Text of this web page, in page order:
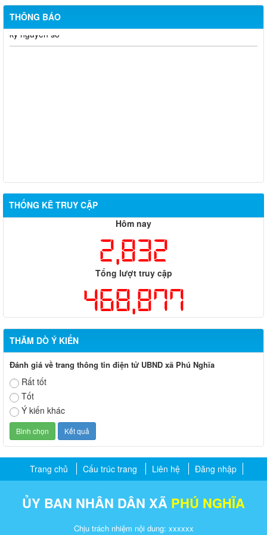
THÔNG BÁO
Cuộc thi trực tuyến “Tìm hiểu về Hiến pháp và pháp luật trong
kỷ nguyên số”
THỐNG KÊ TRUY CẬP
Hôm nay
2,832
Tổng lượt truy cập
468,877
THĂM DÒ Ý KIẾN
Đánh giá về trang thông tin điện tử UBND xã Phú Nghĩa
Rất tốt
Tốt
Ý kiến khác
Trang chủ Cấu trúc trang Liên hệ Đăng nhập
ỦY BAN NHÂN DÂN XÃ PHÚ NGHĨA
Chịu trách nhiệm nội dung: xxxxxx